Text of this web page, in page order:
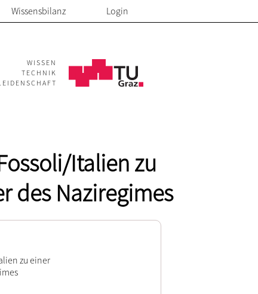
Wissensbilanz Login
WISSEN
TECHNIK
Italien zu
des Naziregimes
zu einer